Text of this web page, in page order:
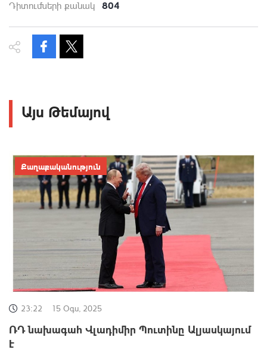
Դիտումների քանակ 804
Այս Թեմայով
23:22 15 Օգս, 2025
ՌԴ նախագահ Վլադիմիր Պուտինը Ալյասկայում
է
Քաղաքականություն